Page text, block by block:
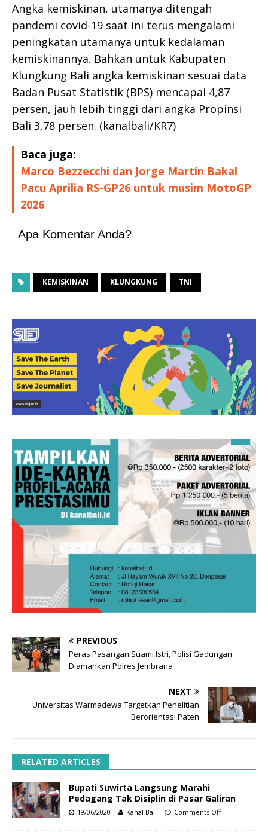
Angka kemiskinan, utamanya ditengah
pandemi covid-19 saat ini terus mengalami
peningkatan utamanya untuk kedalaman
kemiskinannya. Bahkan untuk Kabupaten
Klungkung Bali angka kemiskinan sesuai data
Badan Pusat Statistik (BPS) mencapai 4,87
persen, jauh lebih tinggi dari angka Propinsi
Bali 3,78 persen. (kanalbali/KR7)
Baca juga:
Marco Bezzecchi dan Jorge Martín Bakal
Pacu Aprilia RS-GP26 untuk musim MotoGP
2026
Apa Komentar Anda?
KEMISKINAN KLUNGKUNG TNI
PREVIOUS
Peras Pasangan Suami Istri, Polisi Gadungan
Diamankan Polres Jembrana
NEXT
Universitas Warmadewa Targetkan Penelitian
Berorientasi Paten
RELATED ARTICLES
Bupati Suwirta Langsung Marahi
Pedagang Tak Disiplin di Pasar Galiran
19/06/2020 Kanal Bali Comments Off